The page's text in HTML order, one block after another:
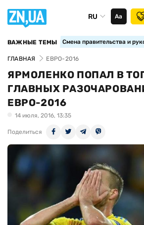
RU Аа
ВАЖНЫЕ ТЕМЫ Смена правительства и
ГЛАВНАЯ ЕВРО-2016
ЯРМОЛЕНКО ПОПАЛ В
ГЛАВНЫХ
ЕВРО-2016
14 июля, 2016, 13:35
Поделиться